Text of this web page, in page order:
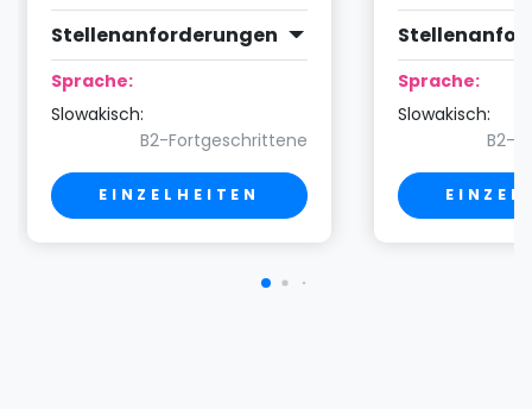
Stellenanforderungen
Sprache:
Slowakisch:
B2-Fortgeschrittene
EINZELHEITEN
Sprache:
Slowakisch:
B2-